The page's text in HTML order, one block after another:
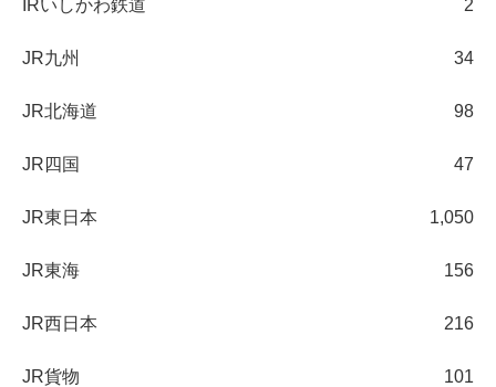
IRいしかわ鉄道 2
JR九州 34
JR北海道 98
JR四国 47
JR東日本 1,050
JR東海 156
JR西日本 216
JR貨物 101